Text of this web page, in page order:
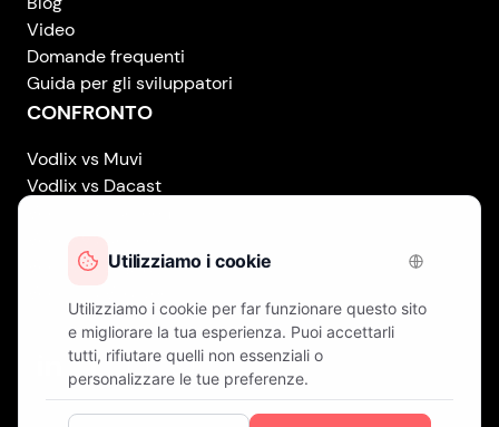
Video
Domande frequenti
Guida per gli sviluppatori
CONFRONTO
Vodlix vs Muvi
Vodlix vs Dacast
Vodlix vs Brightcove
Vodlix on LinkedIn
Vodlix on Facebook
Vodlix on X (Twitter)
Vodlix on Instagram